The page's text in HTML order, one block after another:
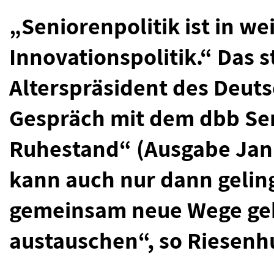
„Seniorenpolitik ist in
Innovationspolitik.“ Das
Alterspräsident des
Gespräch mit dem dbb
Ruhestand“ (Ausgabe
kann auch nur dann
gemeinsam neue Wege
austauschen“, so